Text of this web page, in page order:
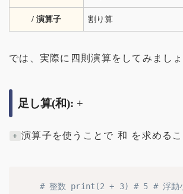
/ 演算子 割り算
では、実際に四則演算をしてみましょ
足し算(和): +
+ 演算子を使うことで 和 を求めるこ
# 整数 print(2 + 3) # 5 # 浮